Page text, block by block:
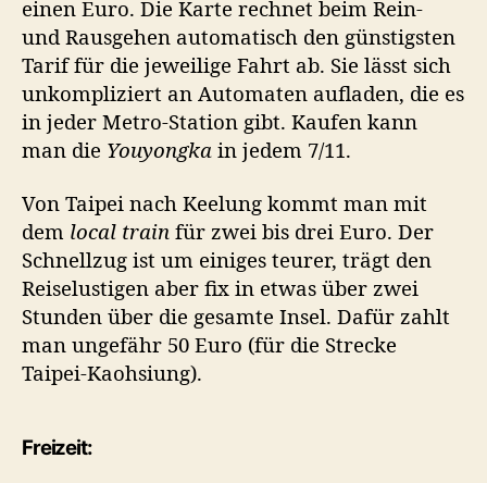
einen Euro. Die Karte rechnet beim Rein-
und Rausgehen automatisch den günstigsten
Tarif für die jeweilige Fahrt ab. Sie lässt sich
unkompliziert an Automaten aufladen, die es
in jeder Metro-Station gibt. Kaufen kann
man die Youyongka in jedem 7/11.
Von Taipei nach Keelung kommt man mit
dem local train für zwei bis drei Euro. Der
Schnellzug ist um einiges teurer, trägt den
Reiselustigen aber fix in etwas über zwei
Stunden über die gesamte Insel. Dafür zahlt
man ungefähr 50 Euro (für die Strecke
Taipei-Kaohsiung).
Freizeit: